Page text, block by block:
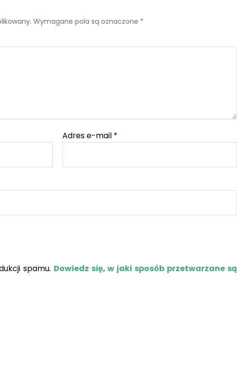
Wymagane pola są oznaczone *
Adres e-mail *
spamu. Dowiedz się, w jaki sposób przetwarzane są